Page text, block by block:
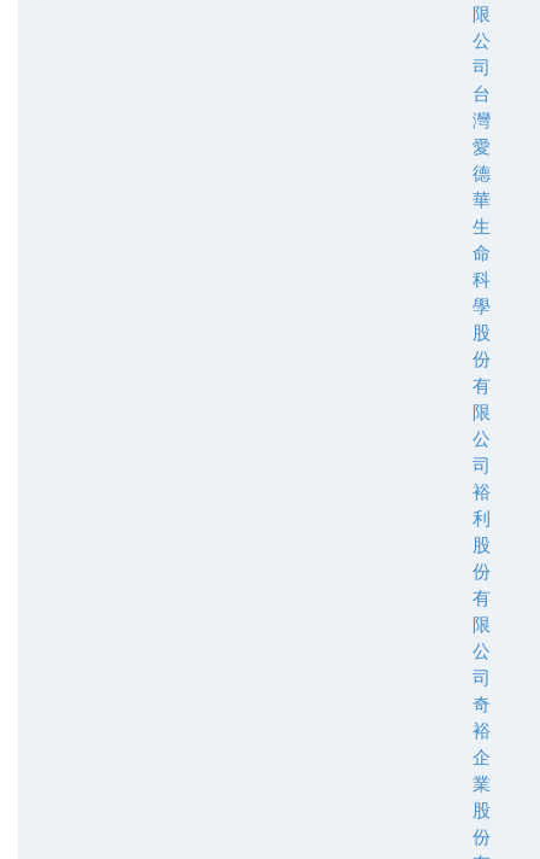
限
公
司
台
灣
愛
德
華
生
命
科
學
股
份
有
限
公
司
裕
利
股
份
有
限
公
司
奇
裕
企
業
股
份